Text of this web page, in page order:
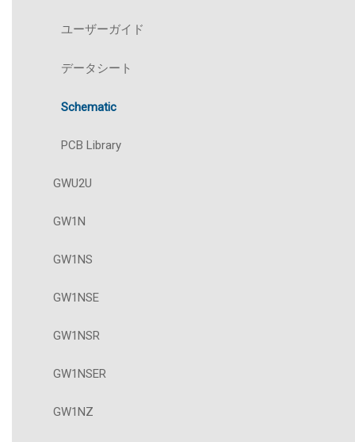
ユーザーガイド
データシート
Schematic
PCB Library
GWU2U
GW1N
GW1NS
GW1NSE
GW1NSR
GW1NSER
GW1NZ